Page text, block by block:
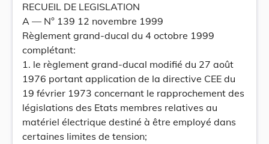
RECUEIL DE LEGISLATION
A –– N° 139 12 novembre 1999
Règlement grand-ducal du 4 octobre 1999
complétant:
1. le règlement grand-ducal modifié du 27 août
1976 portant application de la directive CEE du
19 février 1973 concernant le rapprochement des
législations des Etats membres relatives au
matériel électrique destiné à être employé dans
certaines limites de tension;